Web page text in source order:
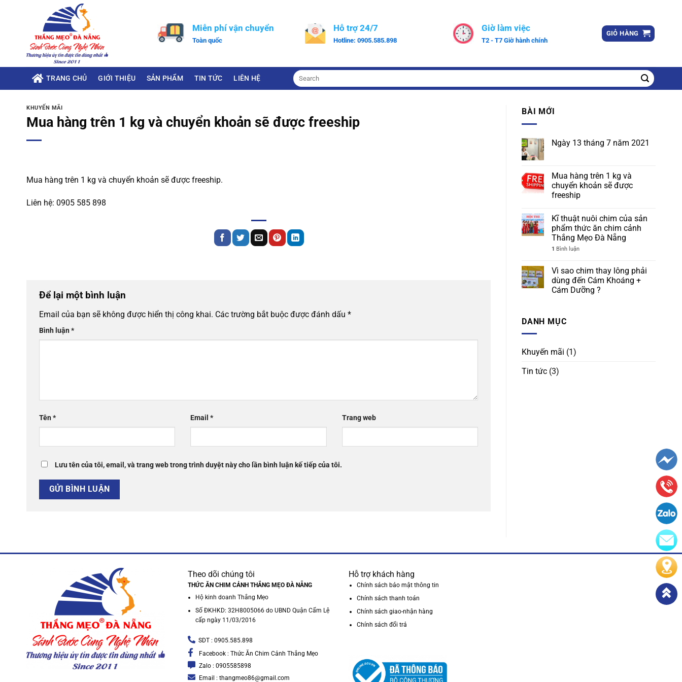
Miễn phí vận chuyển
Toàn quốc
Hỗ trợ 24/7
Hotline: 0905.585.898
Giờ làm việc
T2 - T7 Giờ hành chính
GIỎ HÀNG
TRANG CHỦ GIỚI THIỆU SẢN PHẨM TIN TỨC LIÊN HỆ
KHUYẾN MÃI
Mua hàng trên 1 kg và chuyển khoản sẽ được freeship
Mua hàng trên 1 kg và chuyển khoản sẽ được freeship.
Liên hệ: 0905 585 898
Để lại một bình luận
Email của bạn sẽ không được hiển thị công khai. Các trường bắt buộc được đánh dấu *
Bình luận*
Tên* Email* Trang web
Lưu tên của tôi, email, và trang web trong trình duyệt này cho lần bình luận kế tiếp của tôi.
BÀI MỚI
Ngày 13 tháng 7 năm 2021
Mua hàng trên 1 kg và
chuyển khoản sẽ được
freeship
Kĩ thuật nuôi chim của sản
phẩm thức ăn chim cảnh
Thắng Mẹo Đà Nẵng
1 Bình luận
Vì sao chim thay lông phải
dùng đến Cám Khoáng +
Cám Dưỡng ?
DANH MỤC
Khuyến mãi (1)
Tin tức (3)
Theo dõi chúng tôi
THỨC ĂN CHIM CẢNH THẮNG MẸO ĐÀ NẴNG
Hộ kinh doanh Thắng Mẹo
Số ĐKHKD: 32H8005066 do UBND Quận Cẩm Lệ
cấp ngày 11/03/2016
SDT : 0905.585.898
Facebook : Thức Ăn Chim Cảnh Thắng Mẹo
Zalo : 0905585898
Email : thangmeo86@gmail.com
Hỗ trợ khách hàng
Chính sách bảo mật thông tin
Chính sách thanh toán
Chính sách giao-nhận hàng
Chính sách đổi trả